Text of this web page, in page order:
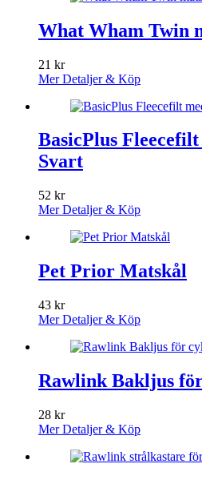
What Wham Twin
21 kr
Mer Detaljer & Köp
BasicPlus
Svart
52 kr
Mer Detaljer & Köp
Pet Prior Matskål
43 kr
Mer Detaljer & Köp
Rawlink Bakljus
28 kr
Mer Detaljer & Köp